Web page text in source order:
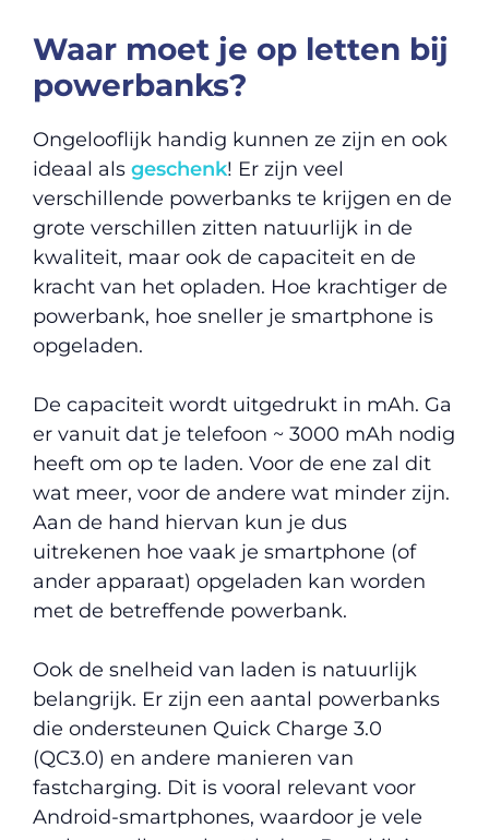
Waar moet je op letten bij
powerbanks?
Ongelooflijk handig kunnen ze zijn en ook
ideaal als geschenk! Er zijn veel
verschillende powerbanks te krijgen en de
grote verschillen zitten natuurlijk in de
kwaliteit, maar ook de capaciteit en de
kracht van het opladen. Hoe krachtiger de
powerbank, hoe sneller je smartphone is
opgeladen.
De capaciteit wordt uitgedrukt in mAh. Ga
er vanuit dat je telefoon ~ 3000 mAh nodig
heeft om op te laden. Voor de ene zal dit
wat meer, voor de andere wat minder zijn.
Aan de hand hiervan kun je dus
uitrekenen hoe vaak je smartphone (of
ander apparaat) opgeladen kan worden
met de betreffende powerbank.
Ook de snelheid van laden is natuurlijk
belangrijk. Er zijn een aantal powerbanks
die ondersteunen Quick Charge 3.0
(QC3.0) en andere manieren van
fastcharging. Dit is vooral relevant voor
Android-smartphones, waardoor je vele